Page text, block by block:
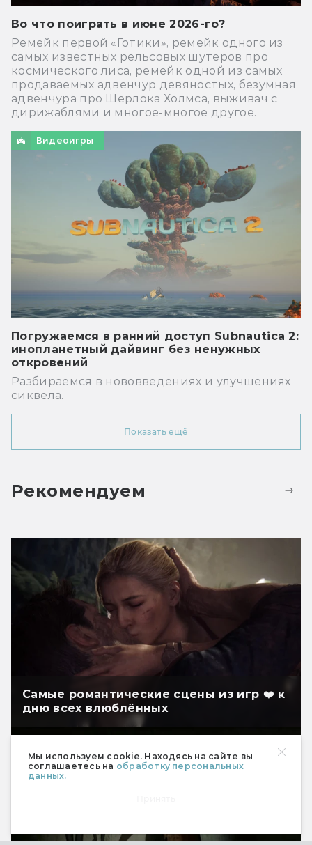
Мы используем cookie. Находясь на сайте вы
соглашаетесь на обработку персональных
данных.
Во что поиграть в июне 2026-го?
Ремейк первой «Готики», ремейк одного из
самых известных рельсовых шутеров про
космического лиса, ремейк одной из самых
продаваемых адвенчур девяностых, безумная
адвенчура про Шерлока Холмса, выживач с
дирижаблями и многое-многое другое.
Видеоигры
Погружаемся в ранний доступ Subnautica 2:
инопланетный дайвинг без ненужных
откровений
Разбираемся в нововведениях и улучшениях
сиквела.
Показать ещё
Рекомендуем
Самые романтические сцены из игр ❤️ к
дню всех влюблённых